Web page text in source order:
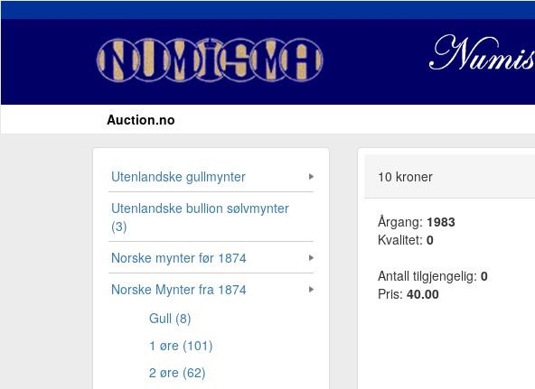
Auction.no
Utenlandske gullmynter
Utenlandske bullion sølvmynter
(3)
Norske mynter før 1874
Norske Mynter fra 1874
Gull (8)
1 øre (101)
2 øre (62)
10 kroner
Årgang: 1983
Kvalitet: 0
Antall tilgjengelig: 0
Pris: 40.00